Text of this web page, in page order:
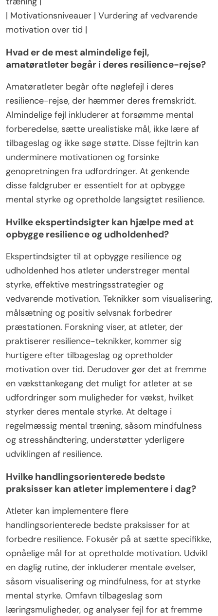
| Motivationsniveauer | Vurdering af vedvarende
motivation over tid |
Hvad er de mest almindelige fejl,
amatøratleter begår i deres resilience-rejse?
Amatøratleter begår ofte nøglefejl i deres
resilience-rejse, der hæmmer deres fremskridt.
Almindelige fejl inkluderer at forsømme mental
forberedelse, sætte urealistiske mål, ikke lære af
tilbageslag og ikke søge støtte. Disse fejltrin kan
underminere motivationen og forsinke
genopretningen fra udfordringer. At genkende
disse faldgruber er essentielt for at opbygge
mental styrke og opretholde langsigtet resilience.
Hvilke ekspertindsigter kan hjælpe med at
opbygge resilience og udholdenhed?
Ekspertindsigter til at opbygge resilience og
udholdenhed hos atleter understreger mental
styrke, effektive mestringsstrategier og
vedvarende motivation. Teknikker som visualisering,
målsætning og positiv selvsnak forbedrer
præstationen. Forskning viser, at atleter, der
praktiserer resilience-teknikker, kommer sig
hurtigere efter tilbageslag og opretholder
motivation over tid. Derudover gør det at fremme
en væksttankegang det muligt for atleter at se
udfordringer som muligheder for vækst, hvilket
styrker deres mentale styrke. At deltage i
regelmæssig mental træning, såsom mindfulness
og stresshåndtering, understøtter yderligere
udviklingen af resilience.
Hvilke handlingsorienterede bedste
praksisser kan atleter implementere i dag?
Atleter kan implementere flere
handlingsorienterede bedste praksisser for at
forbedre resilience. Fokusér på at sætte specifikke,
opnåelige mål for at opretholde motivation. Udvikl
en daglig rutine, der inkluderer mentale øvelser,
såsom visualisering og mindfulness, for at styrke
mental styrke. Omfavn tilbageslag som
læringsmuligheder, og analyser fejl for at fremme